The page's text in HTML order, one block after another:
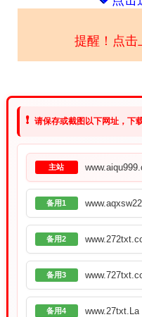
提醒！点击
❗ 请保存或截图以下网址，下
主站
备用1
备用2
备用3
备用4 www.27txt.La